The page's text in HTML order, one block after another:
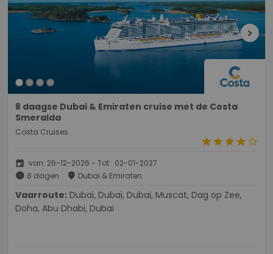
chevron_right
8 daagse Dubai & Emiraten cruise met de Costa
Smeralda
Costa Cruises
starstarstarstarstar_border
event van: 26-12-2026 - Tot: 02-01-2027
schedule 8 dagen place Dubai & Emiraten
Vaarroute:
Doha, Abu Dhabi, Dubai